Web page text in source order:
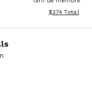
Afficher les
$374 Total